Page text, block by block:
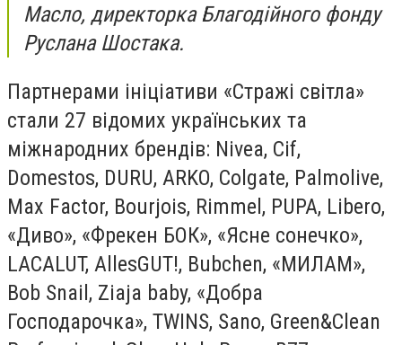
Масло, директорка Благодійного фонду
Руслана Шостака.
Партнерами ініціативи «Стражі світла»
стали 27 відомих українських та
міжнародних брендів: Nivea, Cif,
Domestos, DURU, ARKO, Colgate, Palmolive,
Max Factor, Bourjois, Rimmel, PUPA, Libero,
«Диво», «Фрекен БОК», «Ясне сонечко»,
LACALUT, AllesGUT!, Bubchen, «МИЛАМ»,
Bob Snail, Ziaja baby, «Добра
Господарочка», TWINS, Sano, Green&Clean